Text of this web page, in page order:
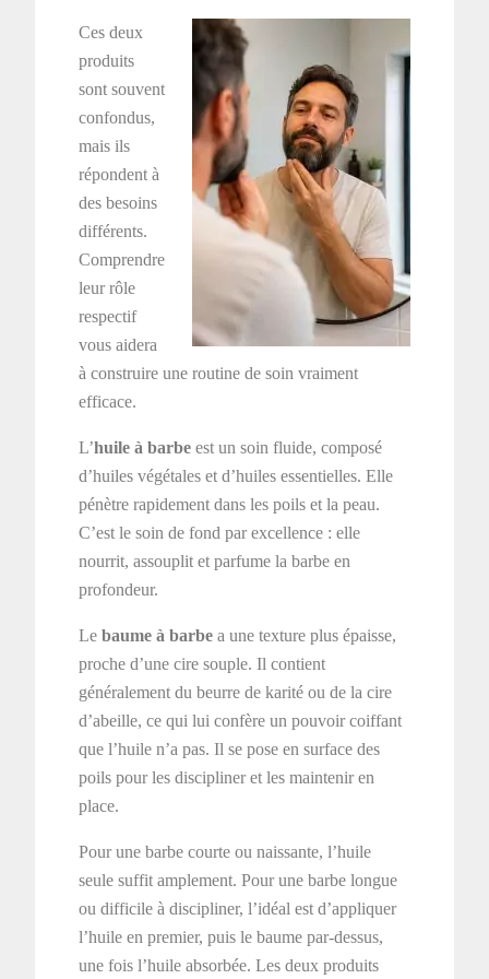
Ces deux
produits
sont souvent
confondus,
mais ils
répondent à
des besoins
différents.
Comprendre
leur rôle
respectif
vous aidera
à construire une routine de soin vraiment
efficace.
L’huile à barbe est un soin fluide, composé
d’huiles végétales et d’huiles essentielles. Elle
pénètre rapidement dans les poils et la peau.
C’est le soin de fond par excellence : elle
nourrit, assouplit et parfume la barbe en
profondeur.
Lebaume à barbe a une texture plus épaisse,
proche d’une cire souple. Il contient
généralement du beurre de karité ou de la cire
d’abeille, ce qui lui confère un pouvoir coiffant
que l’huile n’a pas. Il se pose en surface des
poils pour les discipliner et les maintenir en
place.
Pour une barbe courte ou naissante, l’huile
seule suffit amplement. Pour une barbe longue
ou difficile à discipliner, l’idéal est d’appliquer
l’huile en premier, puis le baume par-dessus,
une fois l’huile absorbée. Les deux produits